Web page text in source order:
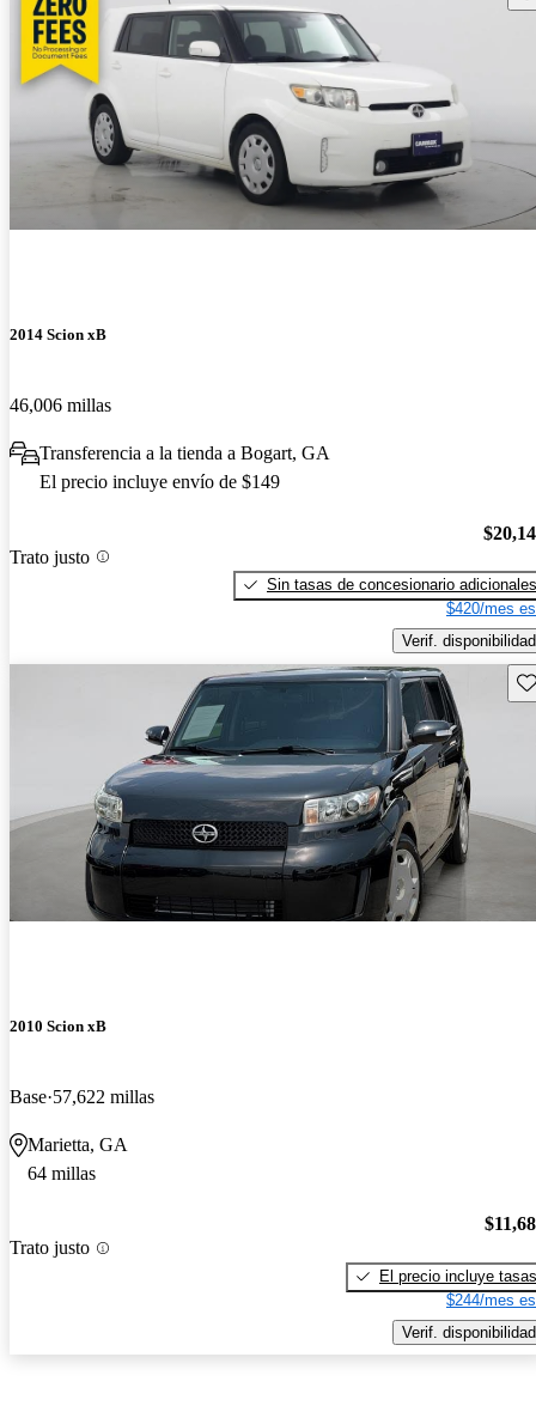
2014 Scion xB
46,006 millas
Transferencia a la tienda a Bogart, GA
El precio incluye envío de $149
Trato justo
Sin tasas de concesionario adicionales
$420/mes
Verif. disponibilidad
2010 Scion xB
Base 57,622 millas
Marietta, GA
64 millas
Trato justo
El precio incluye tasas
$244/mes
Verif. disponibilidad